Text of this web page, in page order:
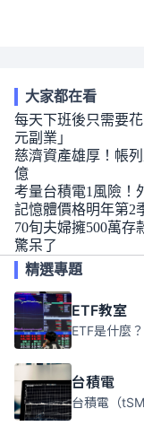
大家都在看
每天下班後只需要
元副業」
慈濟資產雄厚！帳
億
考量台積電1風險！
記憶體價格明年第2
70旬夫婦擁500萬存
驚呆了
精選專題
ETF教室
台積電